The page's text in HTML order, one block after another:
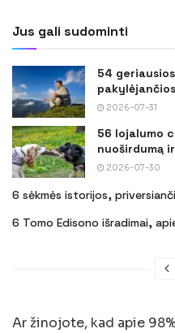
Jus gali sudominti
54
2026-07-31
56 lojalumo
nuoširdumą
2026-07-30
6 sėkmės istorijos,
6 Tomo Edisono išradimai,
Ar žinojote, kad apie